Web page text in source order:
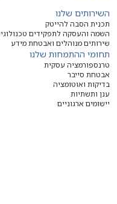
השירותים שלנו
תכנית הסבה להייטק
השמה והעסקה לתפקידים
שירותים מנוהלים ואבטחת מידע
תחומי ההתמחות שלנו
טרנספורמציה עסקית
אבטחת סייבר
בדיקות ואוטומציה
ענן ותשתיות
יישומים ארגוניים